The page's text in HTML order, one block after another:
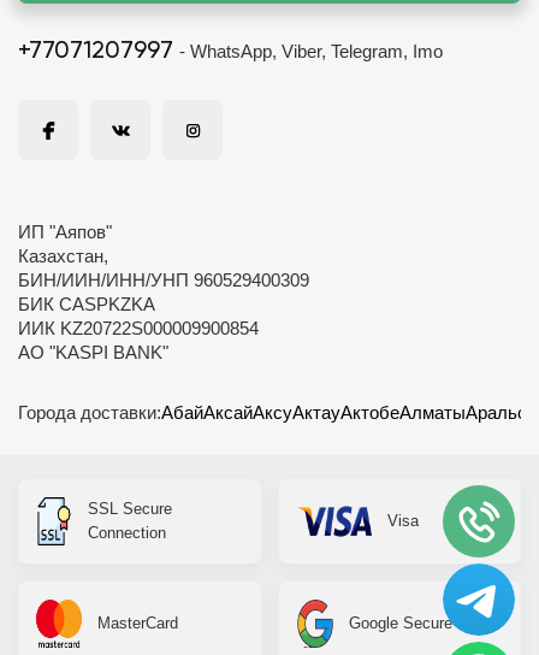
+77071207997 - WhatsApp, Viber, Telegram, Imo
ИП "Аяпов"
Казахстан,
БИН/ИИН/ИНН/УНП 960529400309
БИК CASPKZKA
ИИК KZ20722S000009900854
АО "KASPI BANK"
Города доставки:АбайАксайАксуАктауАктобеАлматыАральск
SSL Secure
Connection
Visa
MasterCard Google Secure